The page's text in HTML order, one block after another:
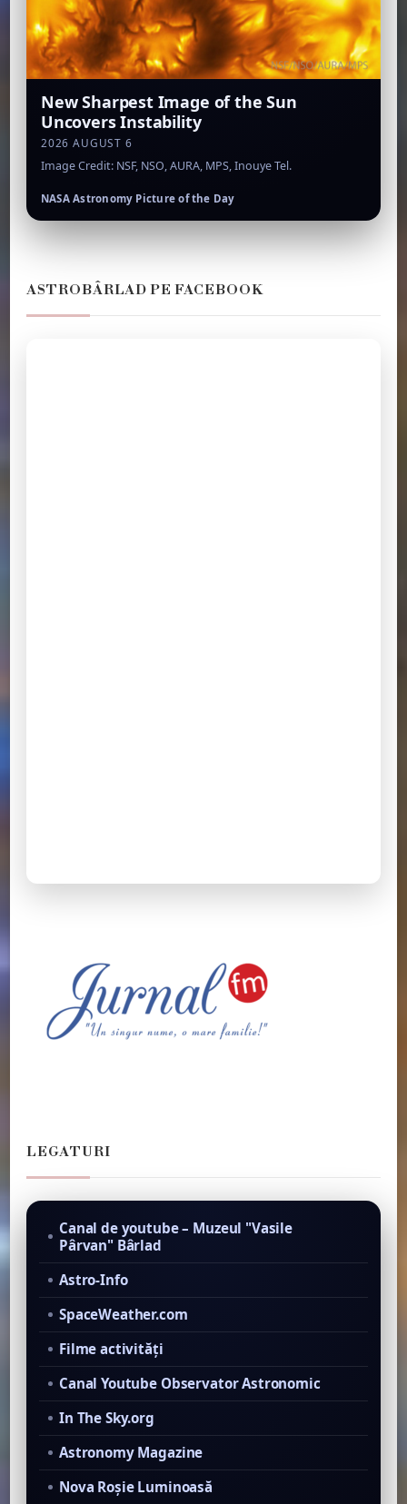
New Sharpest Image of the Sun
Uncovers Instability
2026 AUGUST 6
Image Credit: NSF, NSO, AURA, MPS, Inouye Tel.
NASA Astronomy Picture of the Day
ASTROBÂRLAD PE FACEBOOK
LEGATURI
Canal de youtube – Muzeul "Vasile
Pârvan" Bârlad
Astro-Info
SpaceWeather.com
Filme activităţi
Canal Youtube Observator Astronomic
In The Sky.org
Astronomy Magazine
Nova Roşie Luminoasă